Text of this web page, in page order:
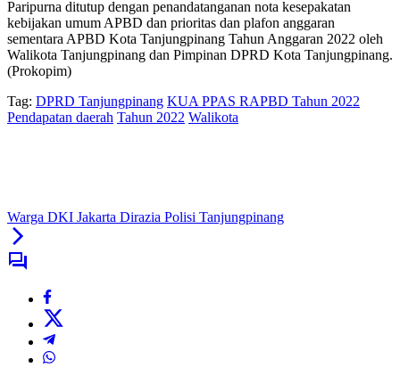
Paripurna ditutup dengan penandatanganan nota kesepakatan
kebijakan umum APBD dan prioritas dan plafon anggaran
sementara APBD Kota Tanjungpinang Tahun Anggaran 2022 oleh
Walikota Tanjungpinang dan Pimpinan DPRD Kota Tanjungpinang.
(Prokopim)
Tag: DPRD Tanjungpinang KUA PPAS RAPBD Tahun 2022
Pendapatan daerah Tahun 2022 Walikota
Warga DKI Jakarta Dirazia Polisi Tanjungpinang